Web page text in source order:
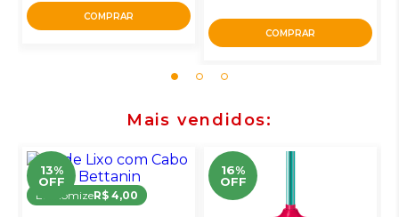
COMPRAR
COMPRAR
Mais vendidos
13%
OFF
EconomizeR$ 4,00
16%
OFF